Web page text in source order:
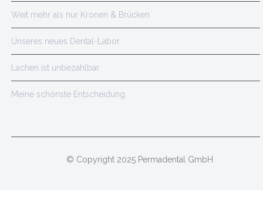
Weit mehr als nur Kronen & Brücken
Unseres neues Dental-Labor.
Lachen ist unbezahlbar.
Meine schönste Entscheidung
© Copyright 2025 Permadental GmbH